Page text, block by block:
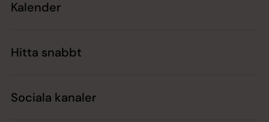
Kalender
Hitta snabbt
Sociala kanaler